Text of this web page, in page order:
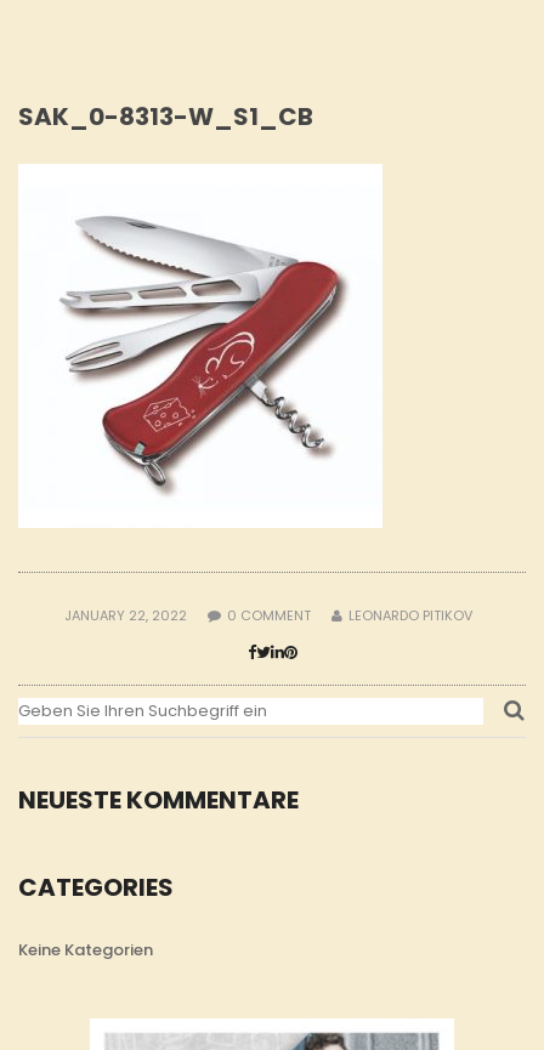
NEUESTE KOMMENTARE
CATEGORIES
Keine Kategorien
SAK_0-8313-W_S1_CB
JANUARY 22, 2022 0 COMMENT LEONARDO PITIKOV